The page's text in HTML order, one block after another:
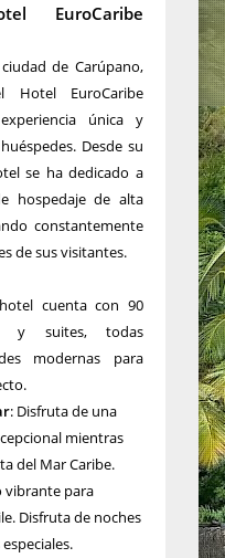
EuroCaribe
de Carúpano,
EuroCaribe
única y
Desde su
se ha dedicado a
hospedaje de alta
constantemente
de sus visitantes.
cuenta con 90
y suites, todas
modernas para
: Disfruta de una
mientras
del Mar Caribe.
vibrante para
Disfruta de noches